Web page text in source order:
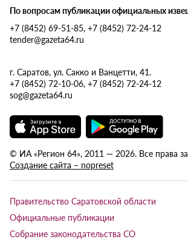
По вопросам публикации официальных
+7 (8452) 69-51-85, +7 (8452) 72-24-12
tender@gazeta64.ru
г. Саратов, ул. Сакко и Ванцетти, 41.
+7 (8452) 72-10-06, +7 (8452) 72-24-12
sog@gazeta64.ru
© ИА «Регион 64», 2011 — 2026. Все права
Создание сайта – nopreset
Правительство Саратовской области
Официальные публикации
Собрание законодательства СО